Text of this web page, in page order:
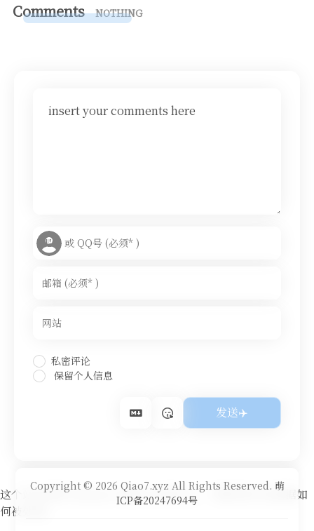
Comments NOTHING
insert your comments here
私密评论
保留个人信息
这个站点使用 Akismet 来减少垃圾评论。了解你的评论数据如
何被处理
Copyright © 2026 Qiao7.xyz All Rights Reserved. 萌
ICP备20247694号